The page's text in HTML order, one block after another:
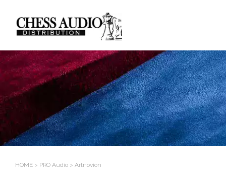
HOME > PRO Audio > Artnovion